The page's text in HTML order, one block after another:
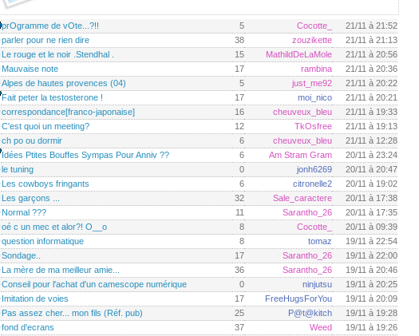
prOgramme de vOte...?!! 5 Cocotte_
21/11 à 21:52
parler pour ne rien dire
38 zouzikette
21/11 à 21:13
Le rouge et le noir .Stendhal .
15 MathildDeLaMole
21/11 à 20:56
Mauvaise note
17 rambina
21/11 à 20:36
Alpes de hautes provences (04)
5 just_me92
21/11 à 20:22
Fait peter la testosterone !
17 moi_nico
21/11 à 20:21
correspondance[franco-japonaise]
16 cheuveux_bleu
21/11 à 19:33
C'est quoi un meeting?
12 TkOsfree
21/11 à 19:13
ch po ou dormir
6 cheuveux_bleu
21/11 à 12:28
Idées Ptites Bouffes Sympas Pour Anniv ??
6 Am Stram Gram
20/11 à 23:24
le tuning
0 jonh6269
20/11 à 20:47
Les cowboys fringants
6 citronelle2
20/11 à 19:02
Les garçons ...
32 Sale_caractere
20/11 à 17:38
Normal ???
11 Sarantho_26
20/11 à 17:35
oé c un mec et alor?! O__o
8 Cocotte_
20/11 à 09:39
question informatique
8 tomaz
19/11 à 22:54
Sondage..
17 Sarantho_26
19/11 à 22:00
La mère de ma meilleur amie...
36 Sarantho_26
19/11 à 20:46
Conseil pour l'achat d'un camescope numérique
0 ninjutsu
19/11 à 20:25
Imitation de voies
17 FreeHugsForYou
19/11 à 20:09
Pas assez cher... mon fils (Réf. pub)
25 P@t@kitch
19/11 à 19:28
fond d'ecrans
37 Weed
19/11 à 19:26